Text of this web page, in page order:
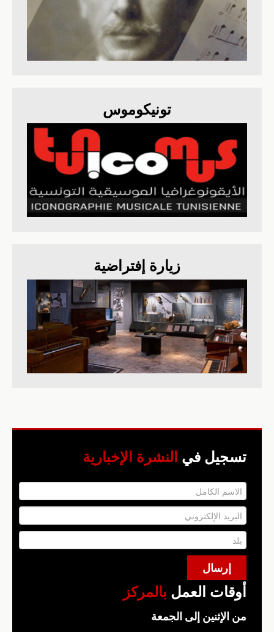
تونيكوموس
زيارة إفتراضية
تسجيل في النشرة الإخبارية
أوقات العمل بالمركز
من الإثنين إلى الجمعة